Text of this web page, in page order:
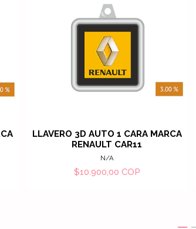
LLAVERO 3D AUTO 1 CARA MARCA
RENAULT CAR11
N/A
$10.900,00 COP
Ver detalles